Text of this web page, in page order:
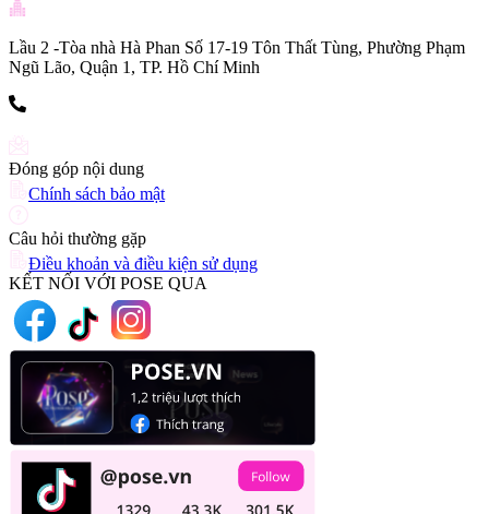
Lầu 2 -Tòa nhà Hà Phan Số 17-19 Tôn Thất Tùng, Phường Phạm
Ngũ Lão, Quận 1, TP. Hồ Chí Minh
Đóng góp nội dung
Chính sách bảo mật
Câu hỏi thường gặp
Điều khoản và điều kiện sử dụng
KẾT NỐI VỚI POSE QUA